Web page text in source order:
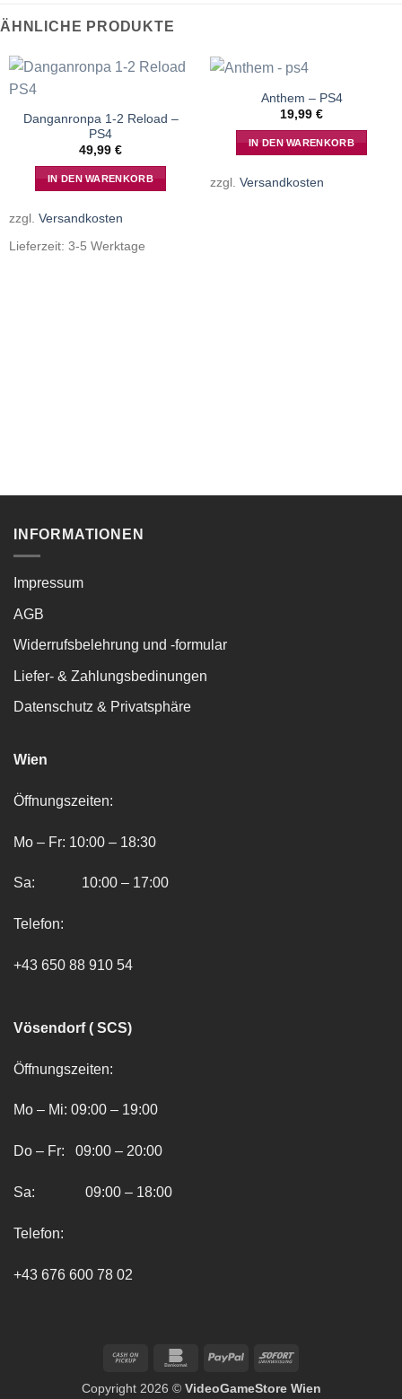
ÄHNLICHE PRODUKTE
Danganronpa 1-2 Reload –
PS4
49,99 €
IN DEN WARENKORB
zzgl. Versandkosten
Lieferzeit: 3-5 Werktage
Anthem – PS4
19,99 €
IN DEN WARENKORB
zzgl. Versandkosten
INFORMATIONEN
Impressum
AGB
Widerrufsbelehrung und -formular
Liefer- & Zahlungsbedinungen
Datenschutz & Privatsphäre
Wien
Öffnungszeiten:
Mo – Fr: 10:00 – 18:30
Sa: 10:00 – 17:00
Telefon:
+43 650 88 910 54
Vösendorf ( SCS)
Öffnungszeiten:
Mo – Mi: 09:00 – 19:00
Do – Fr: 09:00 – 20:00
Sa: 09:00 – 18:00
Telefon:
+43 676 600 78 02
Cash
BankomatPayPal Sofort
Copyright 2026 © VideoGameStore Wien